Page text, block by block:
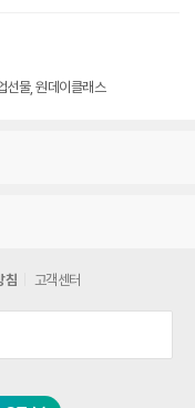
선물, 원데이클래스
침 고객센터